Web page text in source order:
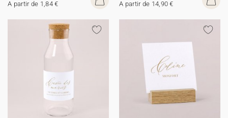
A partir de 1,84 € A partir de 14,90 €